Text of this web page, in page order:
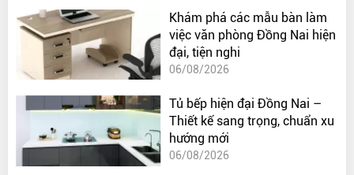
Khám phá các mẫu bàn làm
việc văn phòng Đồng Nai hiện
đại, tiện nghi
06/08/2026
Tủ bếp hiện đại Đồng Nai –
Thiết kế sang trọng, chuẩn xu
hướng mới
06/08/2026